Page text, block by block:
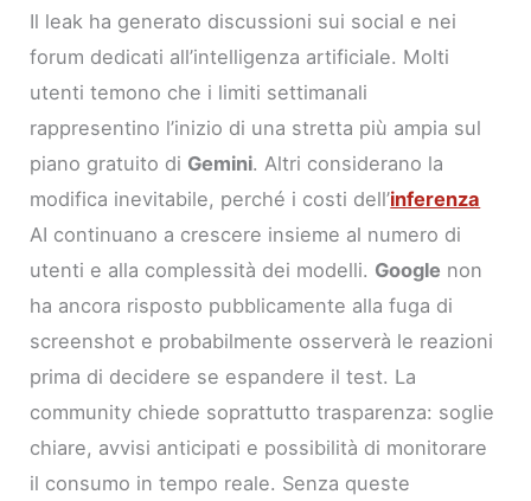
Il leak ha generato discussioni sui social e nei
forum dedicati all’intelligenza artificiale. Molti
utenti temono che i limiti settimanali
rappresentino l’inizio di una stretta più ampia sul
piano gratuito di Gemini. Altri considerano la
modifica inevitabile, perché i costi dell’inferenza
AI continuano a crescere insieme al numero di
utenti e alla complessità dei modelli. Google non
ha ancora risposto pubblicamente alla fuga di
screenshot e probabilmente osserverà le reazioni
prima di decidere se espandere il test. La
community chiede soprattutto trasparenza: soglie
chiare, avvisi anticipati e possibilità di monitorare
il consumo in tempo reale. Senza queste